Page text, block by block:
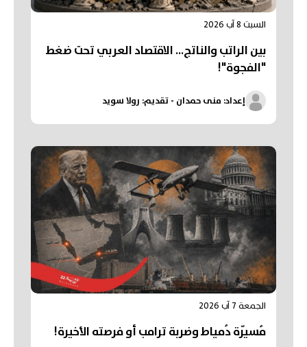
السبت 8 آب 2026
بين الراتب والناتج… الاقتصاد العربي تحت ضغط
"الفجوة"!
إعداد: منى حمدان - تقديم: رولا سويد
الجمعة 7 آب 2026
مُسيّرة دُمياط وضربة ترامب أو فرصته الأخيرة!